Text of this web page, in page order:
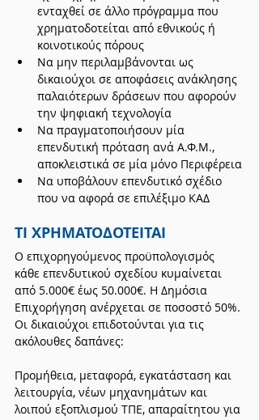
ενταχθεί σε άλλο πρόγραμμα που
χρηματοδοτείται από εθνικούς ή
κοινοτικούς πόρους
Να μην περιλαμβάνονται ως
δικαιούχοι σε αποφάσεις ανάκλησης
παλαιότερων δράσεων που αφορούν
την ψηφιακή τεχνολογία
Να πραγματοποιήσουν μία
επενδυτική πρόταση ανά Α.Φ.Μ.,
αποκλειστικά σε μία μόνο Περιφέρεια
Να υποβάλουν επενδυτικό σχέδιο
που να αφορά σε επιλέξιμο ΚΑΔ
ΤΙ ΧΡΗΜΑΤΟΔΟΤΕΙΤΑΙ
Ο επιχορηγούμενος προϋπολογισμός
κάθε επενδυτικού σχεδίου κυμαίνεται
από 5.000€ έως 50.000€. Η Δημόσια
Επιχορήγηση ανέρχεται σε ποσοστό 50%.
Οι δικαιούχοι επιδοτούνται για τις
ακόλουθες δαπάνες:
Προμήθεια, μεταφορά, εγκατάσταση και
λειτουργία, νέων μηχανημάτων και
λοιπού εξοπλισμού ΤΠΕ, απαραίτητου για